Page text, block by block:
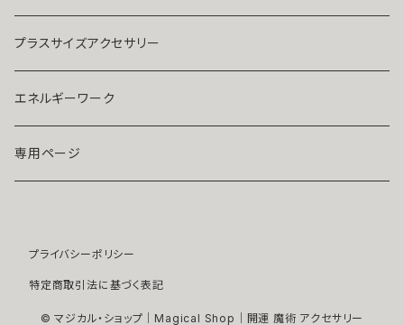
ストラップ・キーホルダー
マスクピアス
ブローチ
開運アイテム
浄化アイテム
プラチナ
ダイヤモンド
モアサナイト
パール
クリア
ブルー
レッド
ピンク
イエロー
プラスサイズアクセサリー
エネルギーワーク
専用ページ
プライバシーポリシー
特定商取引法に基づく表記
© マジカル・ショップ｜Magical Shop｜開運 魔術 アクセサリー